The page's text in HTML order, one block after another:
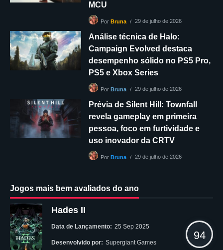
MCU
Por Bruna 29 de julho de 2026
Análise técnica de Halo:
Campaign Evolved destaca
desempenho sólido no PS5 Pro,
PS5 e Xbox Series
Por Bruna 29 de julho de 2026
Prévia de Silent Hill: Townfall
revela gameplay em primeira
pessoa, foco em furtividade e
uso inovador da CRTV
Por Bruna 29 de julho de 2026
Jogos mais bem avaliados do ano
Hades II
Data de Lançamento: 25 Sep 2025
Desenvolvido por: Supergiant Games
94